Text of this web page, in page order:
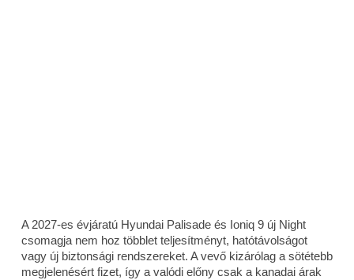
A 2027-es évjáratú Hyundai Palisade és Ioniq 9 új Night
csomagja nem hoz többlet teljesítményt, hatótávolságot
vagy új biztonsági rendszereket. A vevő kizárólag a sötétebb
megjelenésért fizet, így a valódi előny csak a kanadai árak